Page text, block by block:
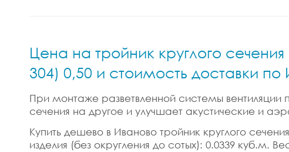
Цена на тройник круглого
304) 0,50 и стоимость доставки
При монтаже разветвленной системы вентиляции
сечения на другое и улучшает акустические и
Купить дешево в Иваново тройник круглого
изделия (без округления до сотых): 0.0339 куб.м.